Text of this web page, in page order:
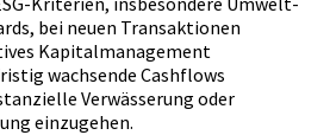
bei neuen Transaktionen
Kapitalmanagement
wachsende Cashflows
Verwässerung oder
einzugehen.